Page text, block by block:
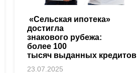
«Сельская ипотека»
достигла
знакового рубежа:
более 100
тысяч выданных кредитов
23.07.2025